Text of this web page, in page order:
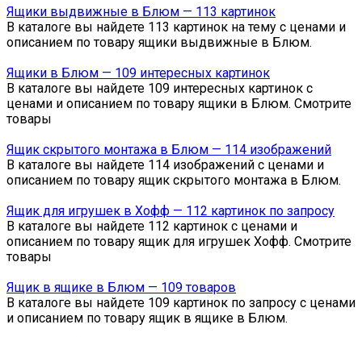
Ящики выдвижные в Блюм — 113 картинок
В каталоге вы найдете 113 картинок на тему с ценами и
описанием по товару ящики выдвижные в Блюм.
Ящики в Блюм — 109 интересных картинок
В каталоге вы найдете 109 интересных картинок с
ценами и описанием по товару ящики в Блюм. Смотрите
товары
Ящик скрытого монтажа в Блюм — 114 изображений
В каталоге вы найдете 114 изображений с ценами и
описанием по товару ящик скрытого монтажа в Блюм.
Ящик для игрушек в Хофф — 112 картинок по запросу
В каталоге вы найдете 112 картинок с ценами и
описанием по товару ящик для игрушек Хофф. Смотрите
товары
Ящик в ящике в Блюм — 109 товаров
В каталоге вы найдете 109 картинок по запросу с ценами
и описанием по товару ящик в ящике в Блюм.